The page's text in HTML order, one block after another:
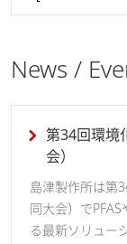
News /
第34回環境
会）
島津製作所は第
同大会）で
る最新ソリュー